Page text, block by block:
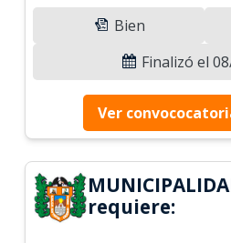
Bien
Finalizó el
Ver
requiere: